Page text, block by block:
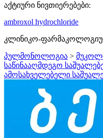
აქტიური ნივთიერებები:
ambroxol hydrochloride
კლინიკო-
პულმონოლოგია >
საწინააღმდეგო
ამოსახველებელი